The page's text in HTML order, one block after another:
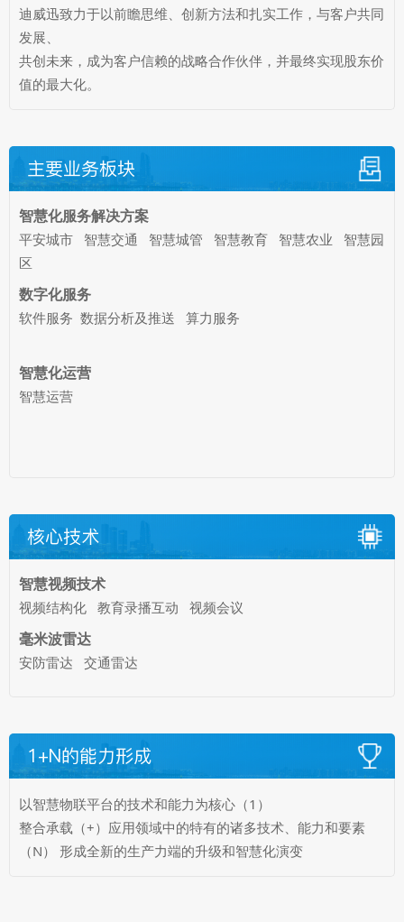
迪威迅致力于以前瞻思维、创新方法和扎实工作，与客户共同
发展、
共创未来，成为客户信赖的战略合作伙伴，并最终实现股东价
值的最大化。
主要业务板块
智慧化服务解决方案
平安城市 智慧交通 智慧城管 智慧教育 智慧农业 智慧园
区
数字化服务
软件服务 数据分析及推送 算力服务
智慧化运营
智慧运营
核心技术
智慧视频技术
视频结构化 教育录播互动 视频会议
毫米波雷达
安防雷达 交通雷达
1+N的能力形成
以智慧物联平台的技术和能力为核心（1）
整合承载（+）应用领域中的特有的诸多技术、能力和要素
（N） 形成全新的生产力端的升级和智慧化演变